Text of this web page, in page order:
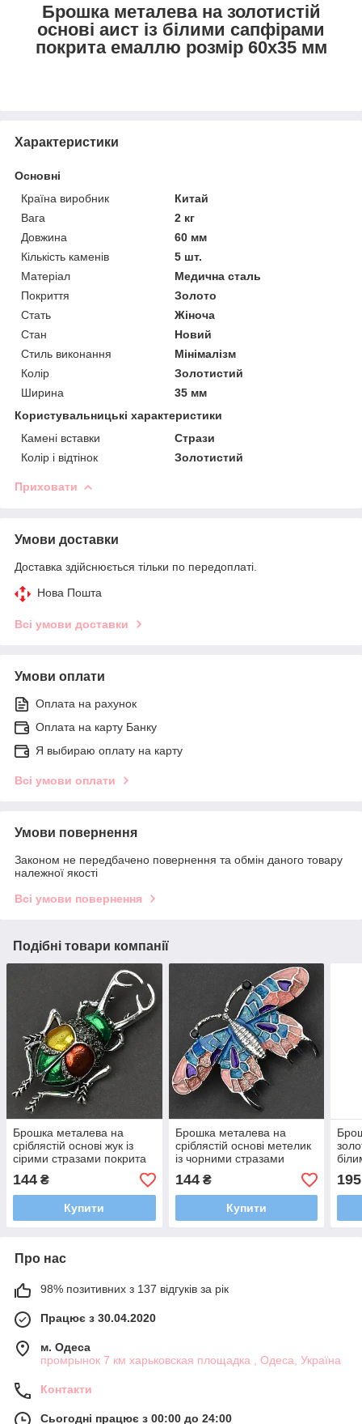
Брошка металева на золотистій
основі аист із білими сапфірами
покрита емаллю розмір 60х35 мм
Характеристики
Основні
Країна виробник
Китай
Вага
2 кг
Довжина
60 мм
Кількість каменів
5 шт.
Матеріал
Медична сталь
Покриття
Золото
Стать
Жіноча
Стан
Новий
Стиль виконання
Мінімалізм
Колір
Золотистий
Ширина
35 мм
Користувальницькі характеристики
Камені вставки
Стрази
Колір і відтінок
Золотистий
Приховати
Умови доставки
Доставка здійснюється тільки по передоплаті.
Нова Пошта
Всі умови доставки
Умови оплати
Оплата на рахунок
Оплата на карту Банку
Я выбираю оплату на карту
Всі умови оплати
Умови повернення
Законом не передбачено повернення та обмін даного товару
належної якості
Всі умови повернення
Подібні товари компанії
Брошка металева на
сріблястій основі жук із
сірими стразами покрита
кольоровою емаллю
розмір 60х30 мм
144 ₴
Купити
Брошка металева на
сріблястій основі метелик
із чорними стразами
покрита кольоровою
емаллю розмір 30х50 мм
144₴
Купити
195
Про нас
98% позитивних з 137 відгуків за рік
Працює з 30.04.2020
м. Одеса
промрынок 7 км харьковская площадка , Одеса, Україна
Контакти
Сьогодні працює з 00:00 до 24:00